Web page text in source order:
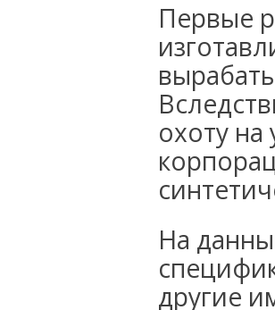
Первые
охоту на
На
другие